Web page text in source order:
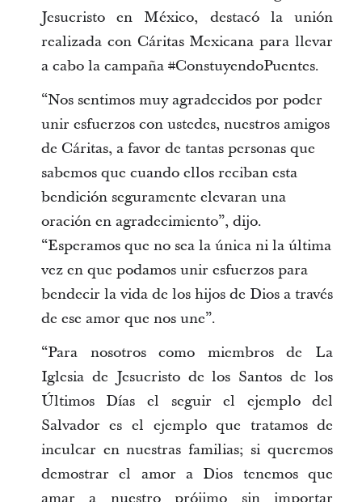
Jesucristo en México, destacó la unión
realizada con Cáritas Mexicana para llevar
a cabo la campaña #ConstuyendoPuentes.
“Nos sentimos muy agradecidos por poder
unir esfuerzos con ustedes, nuestros amigos
de Cáritas, a favor de tantas personas que
sabemos que cuando ellos reciban esta
bendición seguramente elevaran una
oración en agradecimiento”, dijo.
“Esperamos que no sea la única ni la última
vez en que podamos unir esfuerzos para
bendecir la vida de los hijos de Dios a través
de ese amor que nos une”.
“Para nosotros como miembros de La
Iglesia de Jesucristo de los Santos de los
Últimos Días el seguir el ejemplo del
Salvador es el ejemplo que tratamos de
inculcar en nuestras familias; si queremos
demostrar el amor a Dios tenemos que